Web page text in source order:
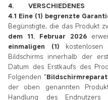
4. VERSCHIEDENES
4.1 Eine (1) begrenzte
Begünstigte, die das Produkt
dem 11. Februar 2026
einmaligen (1)
Bildschirms innerhalb der
Datum des Erstkaufs des
Folgenden "
der oben genannten
Handlung des